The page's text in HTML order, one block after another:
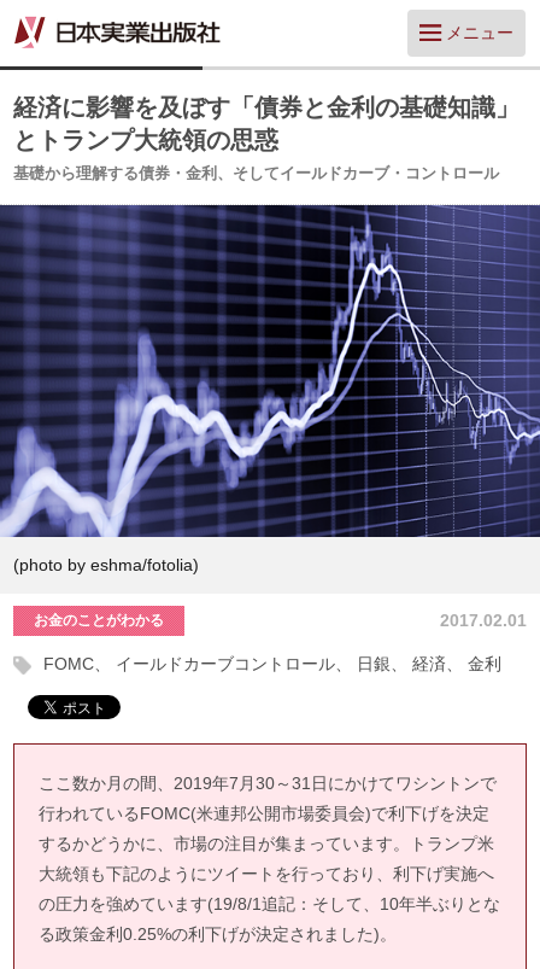
メニュー
経済に影響を及ぼす「債券と金利の基礎知識」
とトランプ大統領の思惑
基礎から理解する債券・金利、そしてイールドカーブ・コントロール
(photo by eshma/fotolia)
2017.02.01
お金のことがわかる
FOMC イールドカーブコントロール 日銀 経済 金利
ここ数か月の間、2019年7月30～31日にかけてワシントンで
行われているFOMC(米連邦公開市場委員会)で利下げを決定
するかどうかに、市場の注目が集まっています。トランプ米
大統領も下記のようにツイートを行っており、利下げ実施へ
の圧力を強めています(19/8/1追記：そして、10年半ぶりとな
る政策金利0.25%の利下げが決定されました)。